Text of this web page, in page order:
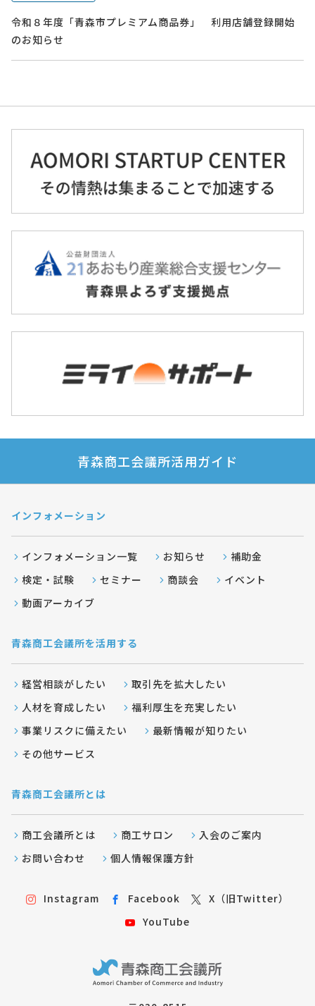
令和８年度「青森市プレミアム商品券」 利用店舗登録開始
のお知らせ
青森商工会議所活用ガイド
インフォメーション
インフォメーション一覧 お知らせ
補助金
検定・試験
セミナー 商談会
イベント
動画アーカイブ
青森商工会議所を活用する
経営相談がしたい
取引先を拡大したい
人材を育成したい
福利厚生を充実したい
事業リスクに備えたい
最新情報が知りたい
その他サービス
青森商工会議所とは
商工会議所とは 商工サロン
入会のご案内
お問い合わせ
個人情報保護方針
Instagram Facebook
X（旧Twitter）
YouTube